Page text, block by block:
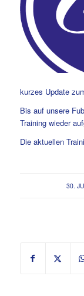
kurzes Update
Bis auf unsere
Training wieder
Die aktuellen
30./